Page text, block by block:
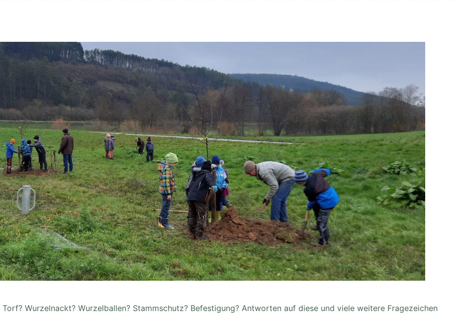
Wurzelnackt? Wurzelballen? Stammschutz? Befestigung? Antworten auf diese und viele weitere Fragezeichen